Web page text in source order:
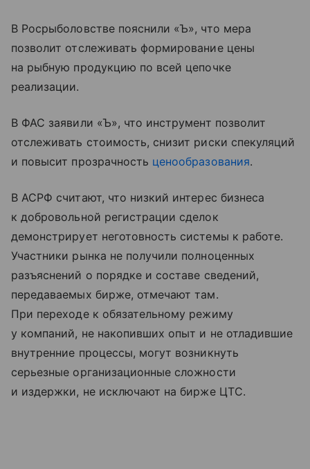
В Росрыболовстве пояснили «Ъ», что мера
позволит отслеживать формирование цены
на рыбную продукцию по всей цепочке
реализации.
В ФАС заявили «Ъ», что инструмент позволит
отслеживать стоимость, снизит риски спекуляций
и повысит прозрачность ценообразования.
В АСРФ считают, что низкий интерес бизнеса
к добровольной регистрации сделок
демонстрирует неготовность системы к работе.
Участники рынка не получили полноценных
разъяснений о порядке и составе сведений,
передаваемых бирже, отмечают там.
При переходе к обязательному режиму
у компаний, не накопивших опыт и не отладившие
внутренние процессы, могут возникнуть
серьезные организационные сложности
и издержки, не исключают на бирже ЦТС.